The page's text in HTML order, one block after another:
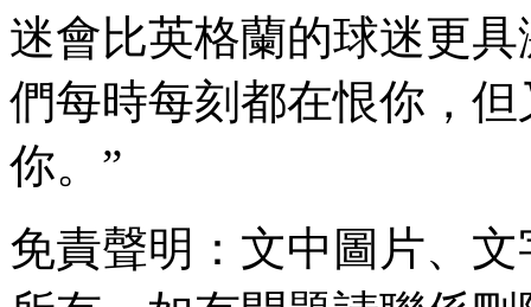
迷會比英格蘭的球迷更具激
們每時每刻都在恨你
你。”
免責聲明：文中圖片